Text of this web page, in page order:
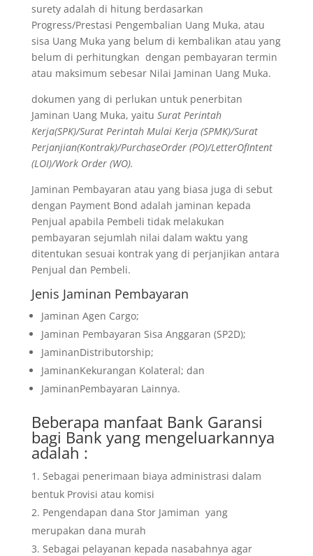
surety adalah di hitung berdasarkan
Progress/Prestasi Pengembalian Uang Muka, atau
sisa Uang Muka yang belum di kembalikan atau yang
belum di perhitungkan dengan pembayaran termin
atau maksimum sebesar Nilai Jaminan Uang Muka.
dokumen yang di perlukan untuk penerbitan
Jaminan Uang Muka, yaitu Surat Perintah
Kerja(SPK)/Surat Perintah Mulai Kerja (SPMK)/Surat
Perjanjian(Kontrak)/PurchaseOrder (PO)/LetterOfIntent
(LOI)/Work Order (WO).
Jaminan Pembayaran atau yang biasa juga di sebut
dengan Payment Bond adalah jaminan kepada
Penjual apabila Pembeli tidak melakukan
pembayaran sejumlah nilai dalam waktu yang
ditentukan sesuai kontrak yang di perjanjikan antara
Penjual dan Pembeli.
Jenis Jaminan Pembayaran
Jaminan Agen Cargo;
Jaminan Pembayaran Sisa Anggaran (SP2D);
JaminanDistributorship;
JaminanKekurangan Kolateral; dan
JaminanPembayaran Lainnya.
Beberapa manfaat Bank Garansi
bagi Bank yang mengeluarkannya
adalah :
Sebagai penerimaan biaya administrasi dalam
bentuk Provisi atau komisi
Pengendapan dana Stor Jamiman yang
merupakan dana murah
Sebagai pelayanan kepada nasabahnya agar